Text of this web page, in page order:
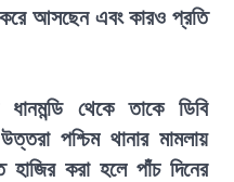
করে আসছেন এবং কারও প্রতি
থেকে তাকে ডিবি
পশ্চিম থানার মামলায়
হাজির করা হলে পাঁচ দিনের